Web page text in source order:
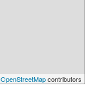
OpenStreetMapcontributors